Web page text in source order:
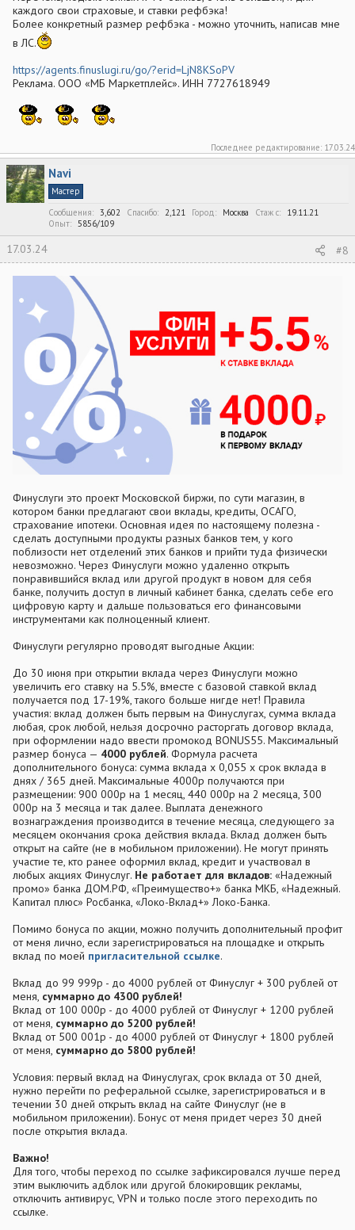
каждого свои страховые, и ставки рефбэка!
Более конкретный размер рефбэка - можно уточнить, написав мне
в ЛС.
https://agents.finuslugi.ru/go/?erid=LjN8KSoPV
Реклама. ООО «МБ Маркетплейс». ИНН 7727618949
Последнее редактирование: 17.03.24
Navi
Мастер
Сообщения
3,602 Спасибо 2,121 Город Москва Стаж c
19.11.21
Опыт
5856/109
17.03.24 #8
Финуслуги это проект Московской биржи, по сути магазин, в
котором банки предлагают свои вклады, кредиты, ОСАГО,
страхование ипотеки. Основная идея по настоящему полезна -
сделать доступными продукты разных банков тем, у кого
поблизости нет отделений этих банков и прийти туда физически
невозможно. Через Финуслуги можно удаленно открыть
понравившийся вклад или другой продукт в новом для себя
банке, получить доступ в личный кабинет банка, сделать себе его
цифровую карту и дальше пользоваться его финансовыми
инструментами как полноценный клиент.
Финуслуги регулярно проводят выгодные Акции:
До 30 июня при открытии вклада через Финуслуги можно
увеличить его ставку на 5.5%, вместе с базовой ставкой вклад
получается под 17-19%, такого больше нигде нет! Правила
участия: вклад должен быть первым на Финуслугах, сумма вклада
любая, срок любой, нельзя досрочно расторгать договор вклада,
при оформлении надо ввести промокод BONUS55. Максимальный
размер бонуса — 4000 рублей. Формула расчета
дополнительного бонуса: сумма вклада х 0,055 х срок вклада в
днях / 365 дней. Максимальные 4000р получаются при
размещении: 900 000р на 1 месяц, 440 000р на 2 месяца, 300
000р на 3 месяца и так далее. Выплата денежного
вознаграждения производится в течение месяца, следующего за
месяцем окончания срока действия вклада. Вклад должен быть
открыт на сайте (не в мобильном приложении). Не могут принять
участие те, кто ранее оформил вклад, кредит и участвовал в
любых акциях Финуслуг. Не работает для вкладов: «Надежный
промо» банка ДОМ.РФ, «Преимущество+» банка МКБ, «Надежный.
Капитал плюс» Росбанка, «Локо-Вклад+» Локо-Банка.
Помимо бонуса по акции, можно получить дополнительный профит
от меня лично, если зарегистрироваться на площадке и открыть
вклад по моей пригласительной ссылке.
Вклад до 99 999р - до 4000 рублей от Финуслуг + 300 рублей от
меня, суммарно до 4300 рублей!
Вклад от 100 000р - до 4000 рублей от Финуслуг + 1200 рублей
от меня, суммарно до 5200 рублей!
Вклад от 500 001р - до 4000 рублей от Финуслуг + 1800 рублей
от меня, суммарно до 5800 рублей!
Условия: первый вклад на Финуслугах, срок вклада от 30 дней,
нужно перейти по реферальной ссылке, зарегистрироваться и в
течении 30 дней открыть вклад на сайте Финуслуг (не в
мобильном приложении). Бонус от меня придет через 30 дней
после открытия вклада.
Важно!
Для того, чтобы переход по ссылке зафиксировался лучше перед
этим выключить адблок или другой блокировщик рекламы,
отключить антивирус, VPN и только после этого переходить по
ссылке.